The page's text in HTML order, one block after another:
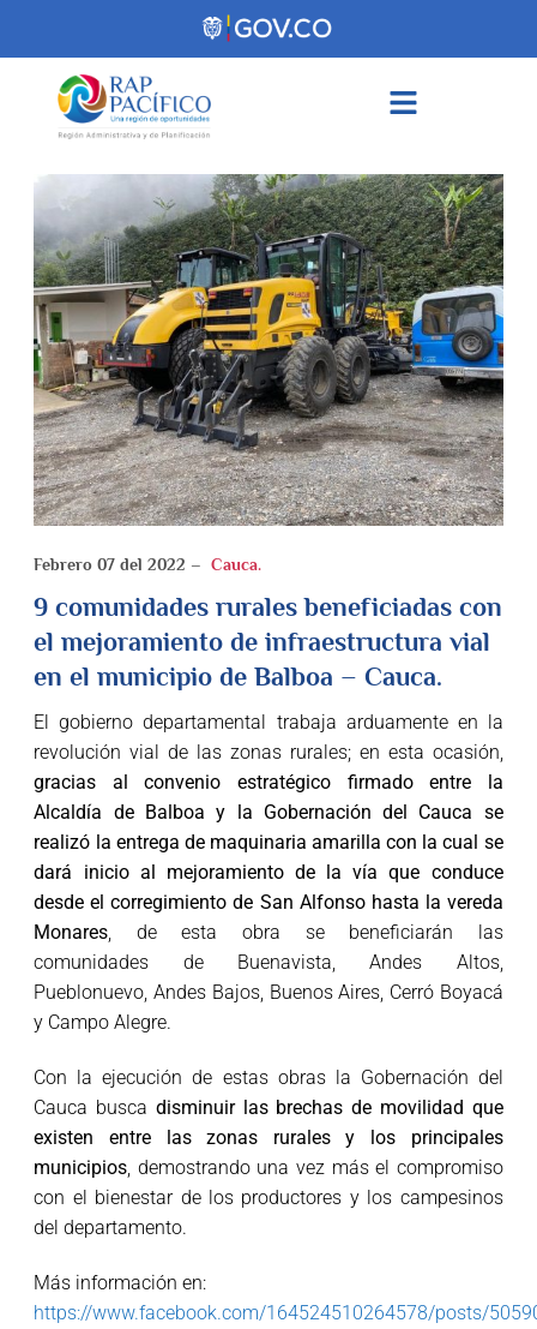
Febrero 07 del 2022 – Cauca.
9 comunidades rurales beneficiadas con
el mejoramiento de infraestructura vial
en el municipio de Balboa – Cauca.
El gobierno departamental trabaja arduamente en la
revolución vial de las zonas rurales; en esta ocasión,
gracias al convenio estratégico firmado entre la
Alcaldía de Balboa y la Gobernación del Cauca se
realizó la entrega de maquinaria amarilla con la cual se
dará inicio al mejoramiento de la vía que conduce
desde el corregimiento de San Alfonso hasta la vereda
Monares, de esta obra se beneficiarán las
comunidades de Buenavista, Andes Altos,
Pueblonuevo, Andes Bajos, Buenos Aires, Cerró Boyacá
y Campo Alegre.
Con la ejecución de estas obras la Gobernación del
Cauca busca disminuir las brechas de movilidad que
existen entre las zonas rurales y los principales
municipios , demostrando una vez más el compromiso
con el bienestar de los productores y los campesinos
del departamento.
Más información en:
https://www.facebook.com/164524510264578/posts/